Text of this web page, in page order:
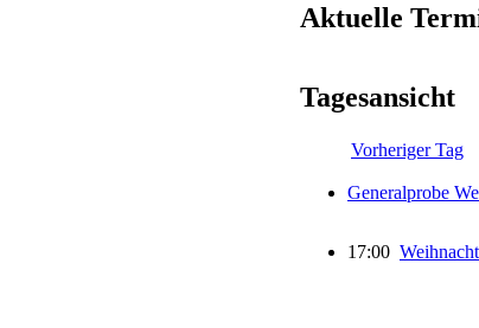
Aktuelle
Tagesansicht
Vorheriger Tag
Generalprobe
17:00